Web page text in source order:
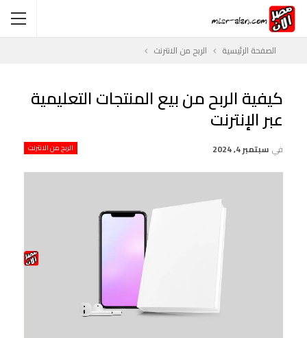
الصفحة الرئيسية الربح من الانترنت
كيفية الربح من بيع المنتجات التعليمية
عبر الإنترنت
الربح من الانترنت في سبتمبر 4, 2024